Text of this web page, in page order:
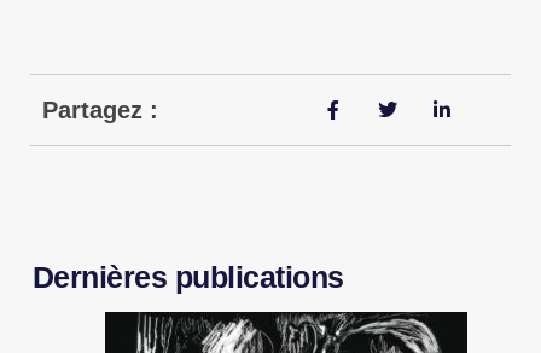
Partagez :
Dernières publications